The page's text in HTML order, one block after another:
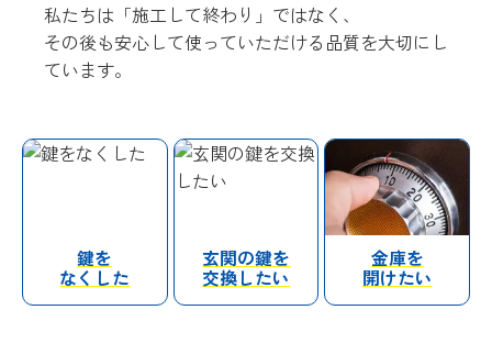
私たちは「施工して終わり」ではなく、
その後も安心して使っていただける品質を大切にし
ています。
鍵を
なくした
玄関の鍵を
交換したい
金庫を
開けたい